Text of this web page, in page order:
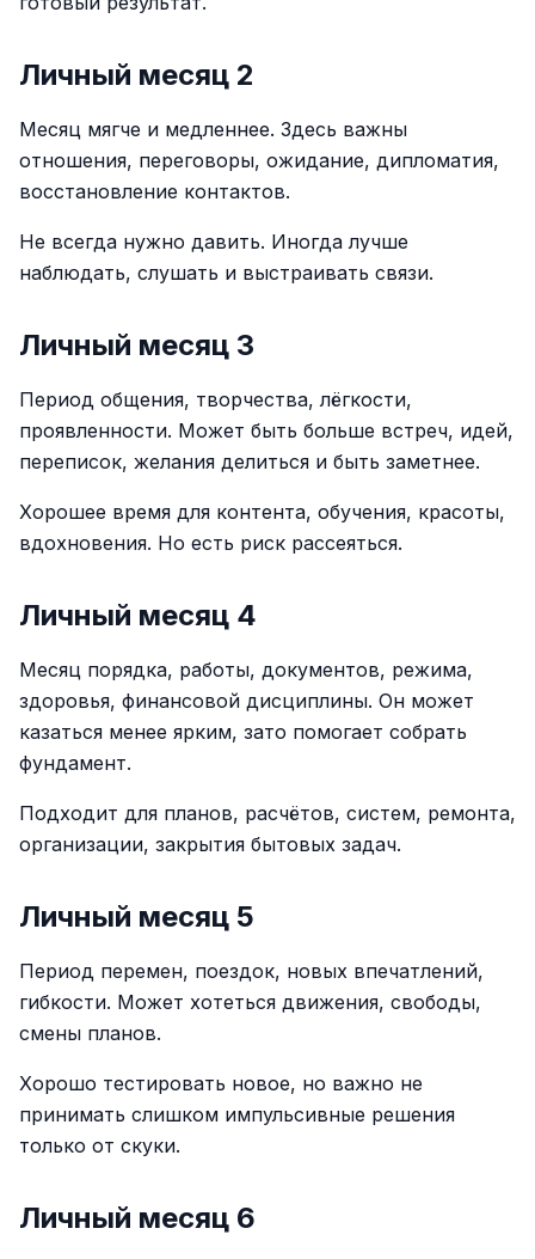
Личный месяц 2
Месяц мягче и медленнее. Здесь важны
отношения, переговоры, ожидание, дипломатия,
восстановление контактов.
Не всегда нужно давить. Иногда лучше
наблюдать, слушать и выстраивать связи.
Личный месяц 3
Период общения, творчества, лёгкости,
проявленности. Может быть больше встреч, идей,
переписок, желания делиться и быть заметнее.
Хорошее время для контента, обучения, красоты,
вдохновения. Но есть риск рассеяться.
Личный месяц 4
Месяц порядка, работы, документов, режима,
здоровья, финансовой дисциплины. Он может
казаться менее ярким, зато помогает собрать
фундамент.
Подходит для планов, расчётов, систем, ремонта,
организации, закрытия бытовых задач.
Личный месяц 5
Период перемен, поездок, новых впечатлений,
гибкости. Может хотеться движения, свободы,
смены планов.
Хорошо тестировать новое, но важно не
принимать слишком импульсивные решения
только от скуки.
Личный месяц 6